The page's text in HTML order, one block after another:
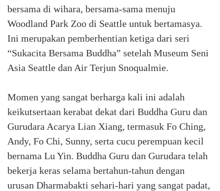
bersama di wihara, bersama-sama menuju
Woodland Park Zoo di Seattle untuk bertamasya.
Ini merupakan pemberhentian ketiga dari seri
“Sukacita Bersama Buddha” setelah Museum Seni
Asia Seattle dan Air Terjun Snoqualmie.
Momen yang sangat berharga kali ini adalah
keikutsertaan kerabat dekat dari Buddha Guru dan
Gurudara Acarya Lian Xiang, termasuk Fo Ching,
Andy, Fo Chi, Sunny, serta cucu perempuan kecil
bernama Lu Yin. Buddha Guru dan Gurudara telah
bekerja keras selama bertahun-tahun dengan
urusan Dharmabakti sehari-hari yang sangat padat,